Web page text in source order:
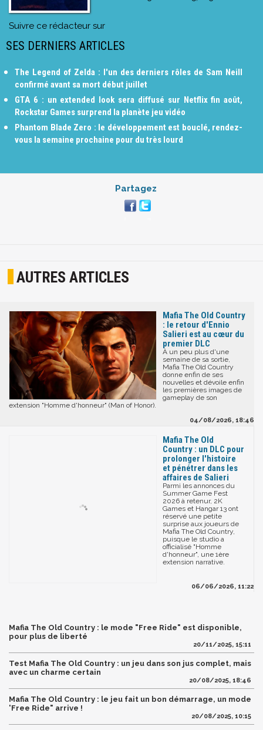
Suivre ce rédacteur sur
SES DERNIERS ARTICLES
The Legend of Zelda : l'un des derniers rôles de Sam Neill
confirmé avant sa mort début juillet
GTA 6 : un extended look sera diffusé sur Netflix fin août,
Rockstar Games surprend la planète jeu vidéo
Phantom Blade Zero : le développement est bouclé, rendez-
vous la semaine prochaine pour du très lourd
Partagez
AUTRES ARTICLES
Mafia The Old Country
: le retour d'Ennio
Salieri est au cœur du
premier DLC
À un peu plus d'une
semaine de sa sortie,
Mafia The Old Country
donne enfin de ses
nouvelles et dévoile enfin
les premières images de
gameplay de son
extension "Homme d'honneur" (Man of Honor).
04/08/2026, 18:46
Mafia The Old
Country : un DLC pour
prolonger l'histoire
et pénétrer dans les
affaires de Salieri
Parmi les annonces du
Summer Game Fest
2026 à retenur, 2K
Games et Hangar 13 ont
réservé une petite
surprise aux joueurs de
Mafia The Old Country,
puisque le studio a
officialisé "Homme
d'honneur", une 1ère
extension narrative.
06/06/2026, 11:22
Mafia The Old Country : le mode "Free Ride" est disponible,
pour plus de liberté
20/11/2025, 15:11
Test Mafia The Old Country : un jeu dans son jus complet, mais
avec un charme certain
20/08/2025, 18:46
Mafia The Old Country : le jeu fait un bon démarrage, un mode
'Free Ride" arrive !
20/08/2025, 10:15